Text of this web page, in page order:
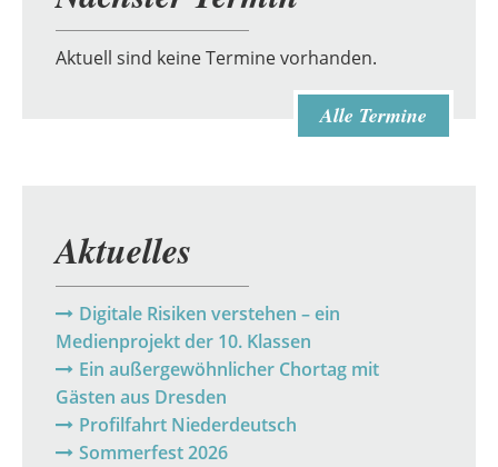
Aktuell sind keine Termine vorhanden.
Alle Termine
Aktuelles
Digitale Risiken verstehen – ein
Medienprojekt der 10. Klassen
Ein außergewöhnlicher Chortag mit
Gästen aus Dresden
Profilfahrt Niederdeutsch
Sommerfest 2026